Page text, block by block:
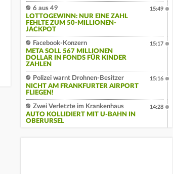
6 aus 49
LOTTOGEWINN: NUR EINE ZAHL
FEHLTE ZUM 50-MILLIONEN-
JACKPOT
15:49
Facebook-Konzern
META SOLL 567 MILLIONEN
DOLLAR IN FONDS FÜR KINDER
ZAHLEN
15:17
Polizei warnt Drohnen-Besitzer
NICHT AM FRANKFURTER AIRPORT
FLIEGEN!
15:16
Zwei Verletzte im Krankenhaus
AUTO KOLLIDIERT MIT U-BAHN IN
OBERURSEL
14:28